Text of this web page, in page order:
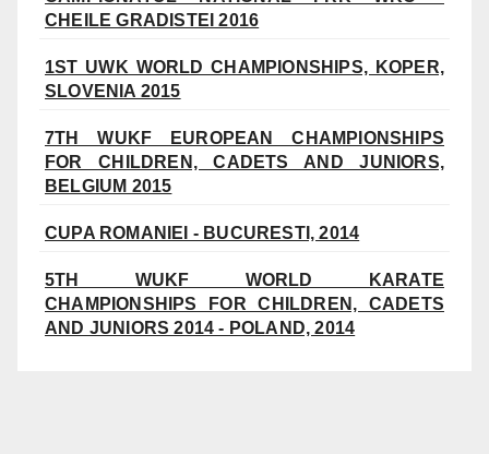
CHEILE GRADISTEI 2016
1ST UWK WORLD CHAMPIONSHIPS, KOPER,
SLOVENIA 2015
7TH WUKF EUROPEAN CHAMPIONSHIPS
FOR CHILDREN, CADETS AND JUNIORS,
BELGIUM 2015
CUPA ROMANIEI - BUCURESTI, 2014
5TH WUKF WORLD KARATE
CHAMPIONSHIPS FOR CHILDREN, CADETS
AND JUNIORS 2014 - POLAND, 2014